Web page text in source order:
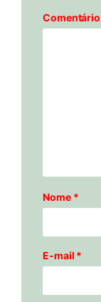
Comentário
Nome *
E-mail *